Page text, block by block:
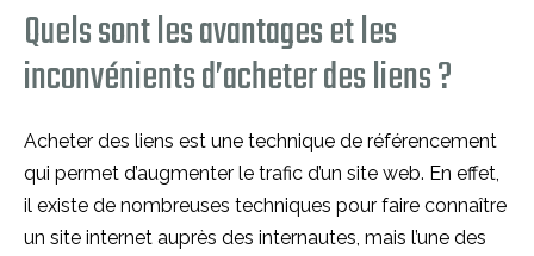
Quels sont les avantages et les
inconvénients d’acheter des liens ?
Acheter des liens est une technique de référencement
qui permet d’augmenter le trafic d’un site web. En effet,
il existe de nombreuses techniques pour faire connaître
un site internet auprès des internautes, mais l’une des